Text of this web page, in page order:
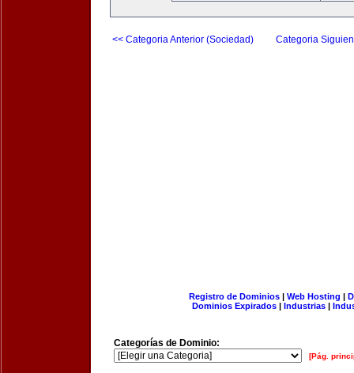
<< Categoria Anterior (Sociedad) Categoria
Registro de Dominios| Web Hosting |
Dominios Expirados | Industrias |
Categorías de Dominio:
[Pág.